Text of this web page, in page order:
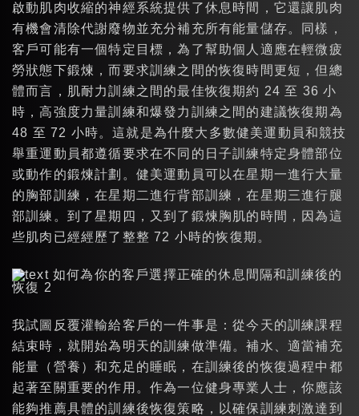
啟動肌肉收縮的神經系統提供了休息時間，它還讓肌肉
有機會清除代謝廢物並充分補充所有能量儲存。同樣，
客戶可能有一個特定目標，為了幫助個人適應在輕微疲
勞狀態下鍛煉，而要求訓練之間的恢復時間更短，但總
體而言，肌耐力訓練之間的最佳恢復期約 24 至 36 小
時，高強度力量訓練和爆發力訓練之間的建議恢復期為
48 至 72 小時。這就是為什麼大多數健美運動員和競技
舉重運動員都遵循要求在不同的日子訓練特定身體部位
或動作的鍛煉計劃。健美運動員可以在星期一進行大量
的胸部訓練，在星期二進行背部訓練，在星期三進行腿
部訓練。到了星期四，又到了鍛煉胸肌的時間，因為這
些肌肉已經經歷了整整 72 小時的恢復期。
我試圖反覆灌輸給客戶的一件事是：從今天的訓練課程
結束時，就開始為明天的訓練做準備。補水、適當補充
能量（營養）和充足的睡眠，在訓練後的恢復過程中都
起著至關重要的作用。作為一位健身專業人士，你應該
能夠推薦具體的訓練後恢復策略，以確保訓練刺激達到